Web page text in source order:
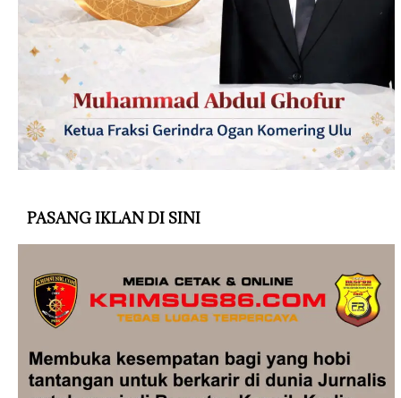
PASANG IKLAN DI SINI